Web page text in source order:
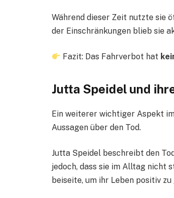
Während dieser Zeit nutzte sie
der Einschränkungen blieb sie
Fazit: Das Fahrverbot hat
Jutta Speidel und
Ein weiterer wichtiger Aspekt
Aussagen über den Tod.
Jutta Speidel beschreibt den
jedoch, dass sie im Alltag nicht
beiseite, um ihr Leben positiv